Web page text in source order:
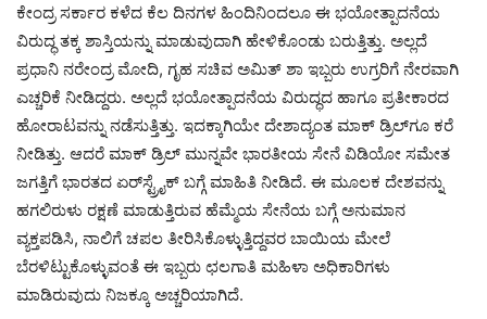
ಕೇಂದ್ರ ಸರ್ಕಾರ ಕಳೆದ ಕೆಲ ದಿನಗಳ ಹಿಂದಿನಿಂದಲೂ ಈ ಭಯೋತ್ಪಾದನೆಯ
ವಿರುದ್ಧ ತಕ್ಕ ಶಾಸ್ತಿಯನ್ನು ಮಾಡುವುದಾಗಿ ಹೇಳಿಕೊಂಡು ಬರುತ್ತಿತ್ತು. ಅಲ್ಲದೆ
ಪ್ರಧಾನಿ ನರೇಂದ್ರ ಮೋದಿ, ಗೃಹ ಸಚಿವ ಅಮಿತ್‌ ಶಾ ಇಬ್ಬರು ಉಗ್ರರಿಗೆ ನೇರವಾಗಿ
ಎಚ್ಚರಿಕೆ ನೀಡಿದ್ದರು. ಅಲ್ಲದೆ ಭಯೋತ್ಪಾದನೆಯ ವಿರುದ್ಧದ ಹಾಗೂ ಪ್ರತೀಕಾರದ
ಹೋರಾಟವನ್ನು ನಡೆಸುತ್ತಿತ್ತು. ಇದಕ್ಕಾಗಿಯೇ ದೇಶಾದ್ಯಂತ ಮಾಕ್‌ ಡ್ರಿಲ್‌ಗೂ ಕರೆ
ನೀಡಿತ್ತು. ಆದರೆ ಮಾಕ್‌ ಡ್ರಿಲ್‌ ಮುನ್ನವೇ ಭಾರತೀಯ ಸೇನೆ ವಿಡಿಯೋ ಸಮೇತ
ಜಗತ್ತಿಗೆ ಭಾರತದ ಏರ್‌ಸ್ಟ್ರೈಕ್‌ ಬಗ್ಗೆ ಮಾಹಿತಿ ನೀಡಿದೆ. ಈ ಮೂಲಕ ದೇಶವನ್ನು
ಹಗಲಿರುಳು ರಕ್ಷಣೆ ಮಾಡುತ್ತಿರುವ ಹೆಮ್ಮೆಯ ಸೇನೆಯ ಬಗ್ಗೆ ಅನುಮಾನ
ವ್ಯಕ್ತಪಡಿಸಿ, ನಾಲಿಗೆ ಚಪಲ ತೀರಿಸಿಕೊಳ್ಳುತ್ತಿದ್ದವರ ಬಾಯಿಯ ಮೇಲೆ
ಬೆರಳಿಟ್ಟುಕೊಳ್ಳುವಂತೆ ಈ ಇಬ್ಬರು ಛಲಗಾತಿ ಮಹಿಳಾ ಅಧಿಕಾರಿಗಳು
ಮಾಡಿರುವುದು ನಿಜಕ್ಕೂ ಅಚ್ಚರಿಯಾಗಿದೆ.